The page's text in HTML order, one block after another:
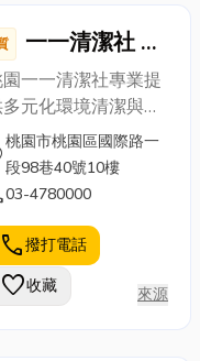
人沙發、落地
窗前要放一株
綠植以及要在
用餐區放一個
充滿儀式感的
吧台。 但得先
等一下！在踩
進裝潢這個水
很深的領域之
前，很多...
一一清潔社 桃
園.中壢化糞池
清理/桃園.中
壢抽水肥
一一清潔社專業提
元化環境清潔與排
維護服務，秉持「專
、迅速、可靠」的精
協助客戶打造乾
。我們的服務項目
：槽體清洗、高壓
刀疏通、馬桶疏通、
桃園市桃園區國際路一
段98巷40號10樓
03-4780000
call撥打電話
favorite收藏 來源